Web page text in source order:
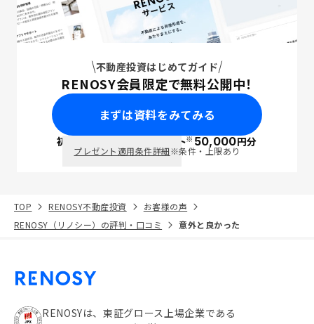
不動産投資はじめてガイド
RENOSY会員限定で無料公開中！
まずは資料をみてみる
初回面談で ポイント※50,000円分
プレゼント適用条件詳細※条件・上限あり
TOP RENOSY不動産投資
お客様の声
RENOSY（リノシー）の評判・口コミ
意外と良かった
RENOSYは、東証グロース上場企業である